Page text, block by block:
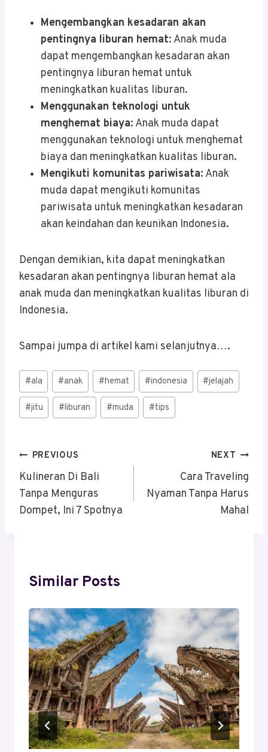
Mengembangkan kesadaran akan
pentingnya liburan hemat: Anak muda
dapat mengembangkan kesadaran akan
pentingnya liburan hemat untuk
meningkatkan kualitas liburan.
Menggunakan teknologi untuk
menghemat biaya: Anak muda dapat
menggunakan teknologi untuk menghemat
biaya dan meningkatkan kualitas liburan.
Mengikuti komunitas pariwisata: Anak
muda dapat mengikuti komunitas
pariwisata untuk meningkatkan kesadaran
akan keindahan dan keunikan Indonesia.
Dengan demikian, kita dapat meningkatkan
kesadaran akan pentingnya liburan hemat ala
anak muda dan meningkatkan kualitas liburan di
Indonesia.
Sampai jumpa di artikel kami selanjutnya….
Post
Tags:
#ala #anak #hemat #indonesia #jelajah
#jitu #liburan #muda #tips
Post
Navigation
PREVIOUS
Kulineran Di Bali
Tanpa Menguras
Dompet, Ini 7 Spotnya
NEXT
Cara Traveling
Nyaman Tanpa Harus
Mahal
Similar Posts